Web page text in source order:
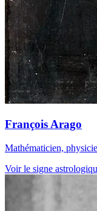
François Arago
Mathématicien,
Voir le signe